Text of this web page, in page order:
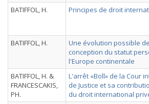
BATIFFOL, H. Principes de droit
BATIFFOL, H.
Une évolution possible
conception du statut
l'Europe continentale
BATIFFOL, H. &
FRANCESCAKIS,
PH.
L'arrêt «Boll» de la Cour
de Justice et sa
du droit international